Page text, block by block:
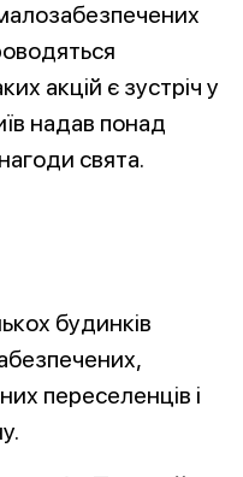
акцій є зустріч у
надав понад
свята.
будинків
переселенців і